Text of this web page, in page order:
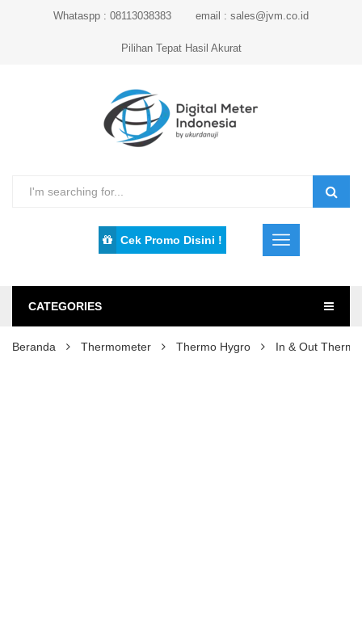
Whataspp : 08113038383 email : sales@jvm.co.id
Pilihan Tepat Hasil Akurat
Cek Promo Disini !
CATEGORIES
Beranda Thermometer Thermo Hygro In & Out